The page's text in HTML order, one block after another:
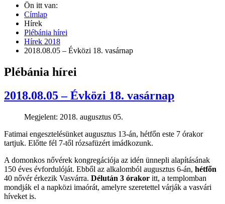
Ön itt van:
Címlap
Hírek
Plébánia hírei
Hírek 2018
2018.08.05 – Évközi 18. vasárnap
Plébánia hírei
2018.08.05 – Évközi 18. vasárnap
Megjelent: 2018. augusztus 05.
Fatimai engesztelésünket augusztus 13-án, hétfőn este 7 órakor
tartjuk. Előtte fél 7-től rózsafüzért imádkozunk.
A domonkos nővérek kongregációja az idén ünnepli alapításának
150 éves évfordulóját. Ebből az alkalomból augusztus 6-án, hétfőn
40 nővér érkezik Vasvárra. Délután 3 órakor itt, a templomban
mondják el a napközi imaórát, amelyre szeretettel várják a vasvári
híveket is.